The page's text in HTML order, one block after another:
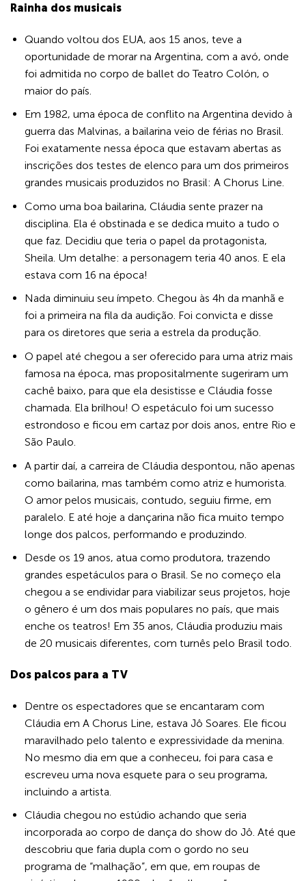
Rainha dos musicais
Quando voltou dos EUA, aos 15 anos, teve a
oportunidade de morar na Argentina, com a avó, onde
foi admitida no corpo de ballet do Teatro Colón, o
maior do país.
Em 1982, uma época de conflito na Argentina devido à
guerra das Malvinas, a bailarina veio de férias no Brasil.
Foi exatamente nessa época que estavam abertas as
inscrições dos testes de elenco para um dos primeiros
grandes musicais produzidos no Brasil: A Chorus Line.
Como uma boa bailarina, Cláudia sente prazer na
disciplina. Ela é obstinada e se dedica muito a tudo o
que faz. Decidiu que teria o papel da protagonista,
Sheila. Um detalhe: a personagem teria 40 anos. E ela
estava com 16 na época!
Nada diminuiu seu ímpeto. Chegou às 4h da manhã e
foi a primeira na fila da audição. Foi convicta e disse
para os diretores que seria a estrela da produção.
O papel até chegou a ser oferecido para uma atriz mais
famosa na época, mas propositalmente sugeriram um
cachê baixo, para que ela desistisse e Cláudia fosse
chamada. Ela brilhou! O espetáculo foi um sucesso
estrondoso e ficou em cartaz por dois anos, entre Rio e
São Paulo.
A partir daí, a carreira de Cláudia despontou, não apenas
como bailarina, mas também como atriz e humorista.
O amor pelos musicais, contudo, seguiu firme, em
paralelo. E até hoje a dançarina não fica muito tempo
longe dos palcos, performando e produzindo.
Desde os 19 anos, atua como produtora, trazendo
grandes espetáculos para o Brasil. Se no começo ela
chegou a se endividar para viabilizar seus projetos, hoje
o gênero é um dos mais populares no país, que mais
enche os teatros! Em 35 anos, Cláudia produziu mais
de 20 musicais diferentes, com turnês pelo Brasil todo.
Dos palcos para a TV
Dentre os espectadores que se encantaram com
Cláudia em A Chorus Line, estava Jô Soares. Ele ficou
maravilhado pelo talento e expressividade da menina.
No mesmo dia em que a conheceu, foi para casa e
escreveu uma nova esquete para o seu programa,
incluindo a artista.
Cláudia chegou no estúdio achando que seria
incorporada ao corpo de dança do show do Jô. Até que
descobriu que faria dupla com o gordo no seu
programa de “malhação”, em que, em roupas de